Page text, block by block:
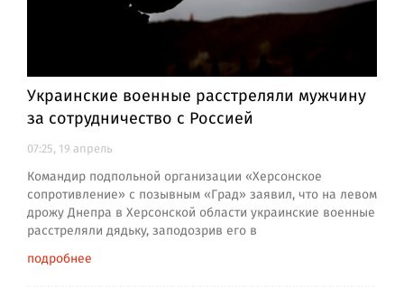
Украинские военные расстреляли мужчину
за сотрудничество с Россией
07:25, 19 апрель
Командир подпольной организации «Херсонское
сопротивление» с позывным «Град» заявил, что на левом
дрожу Днепра в Херсонской области украинские военные
расстреляли дядьку, заподозрив его в
подробнее